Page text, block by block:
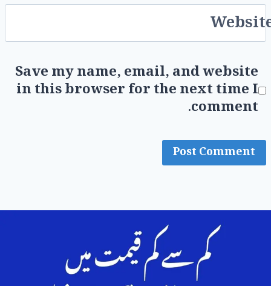
Save my name, email, and website
in this browser for the next time I
comment.